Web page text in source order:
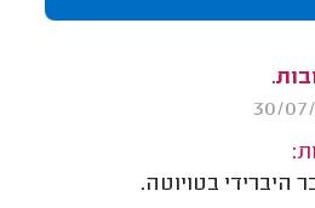
היברידי בטויוטה.